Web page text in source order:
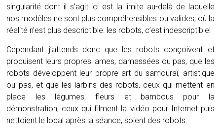
singularité dont il s’agit ici est la limite au-delà de laquelle
nos modèles ne sont plus compréhensibles ou valides, où la
réalité n’est plus descriptible: les robots, c’est indescriptible!
Cependant j’attends donc que les robots conçoivent et
produisent leurs propres lames, damassées ou pas, que les
robots développent leur propre art du samouraï, artistique
ou pas, et que les larbins des robots, ceux qui mettent en
place les légumes, fleurs et bambous pour la
démonstration, ceux qui filment la vidéo pour Internet puis
nettoient le local après la séance, soient des robots.